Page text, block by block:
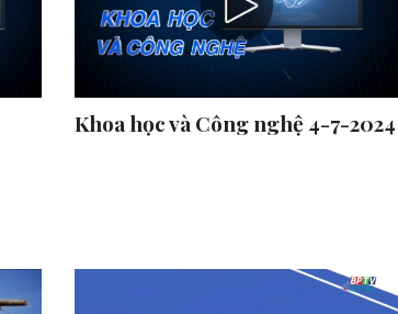
Khoa học và Công nghệ 4-7-2024